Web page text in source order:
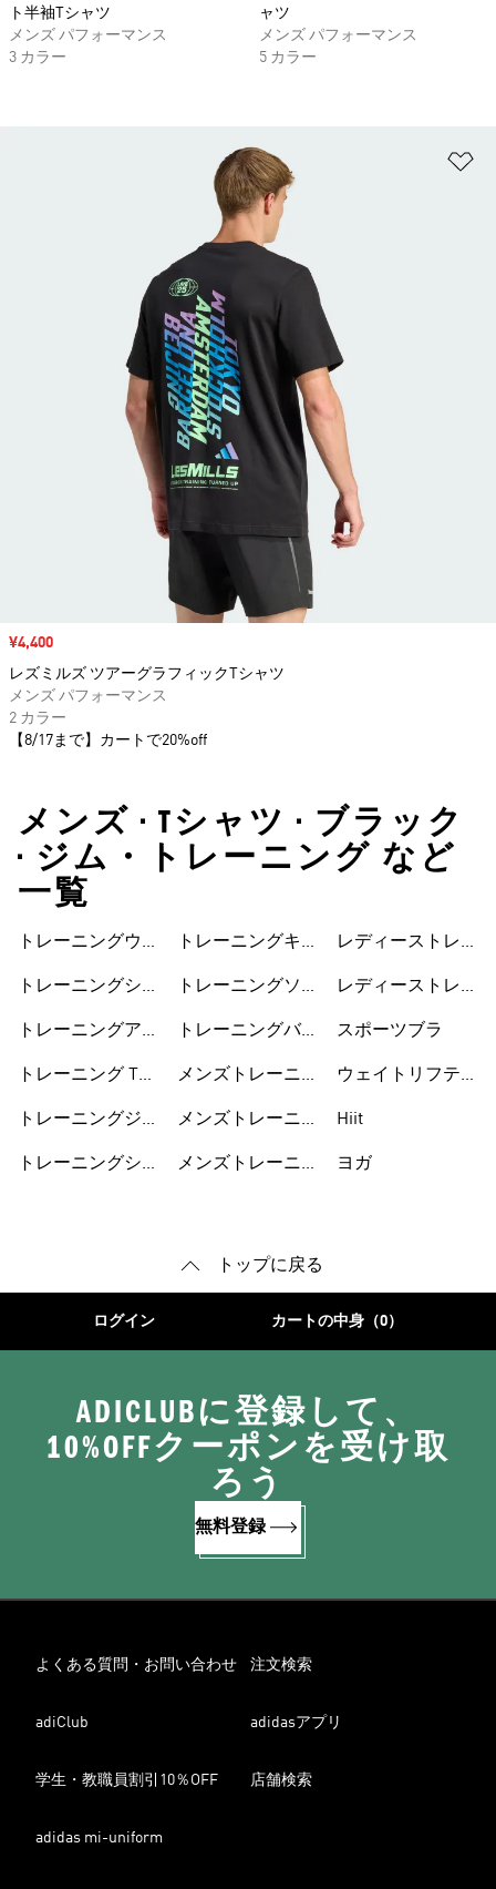
ト半袖Tシャツ
メンズ パフォーマンス
3 カラー
ャツ
メンズ パフォーマンス
5 カラー
セール価格
¥4,400
レズミルズ ツアーグラフィックTシャツ
メンズ パフォーマンス
2 カラー
【8/17まで】カートで20%off
メンズ • Tシャツ • ブラック
• ジム・トレーニング など
一覧
トレーニングウェ
トレーニングシュ
トレーニングアク
トレーニング Tシ
トレーニングジャ
トレーニングショ
トレーニングキャ
トレーニングソッ
トレーニングバッ
メンズトレーニン
メンズトレーニン
メンズトレーニン
レディーストレー
レディーストレー
スポーツブラ
ウェイトリフティ
Hiit
ヨガ
トップに戻る
ログイン カートの中身（0）
ADICLUBに登録して、
10%OFFクーポンを受け取
ろう
無料登録
よくある質問・お問い合わせ 注文検索
adiClub adidasアプリ
学生・教職員割引10％OFF 店舗検索
adidas mi-uniform